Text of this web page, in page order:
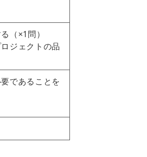
（×1問）
ジェクトの品
であることを